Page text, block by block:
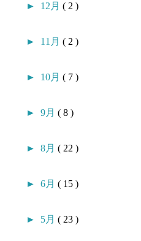
► 12月( 2 )
► 11月( 2 )
► 10月( 7 )
►9月( 8 )
►8月( 22 )
►6月( 15 )
► 5月( 23 )